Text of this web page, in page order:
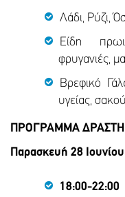
Λάδι, Ρύζι,
Είδη
φρυγανιές,
Βρεφικό
υγείας,
ΠΡΟΓΡΑΜΜΑ
Παρασκευή 28
18:00-22:00